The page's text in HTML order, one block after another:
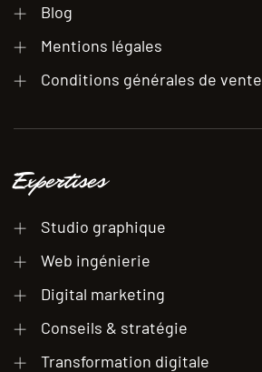
Blog
Mentions légales
Conditions générales de vente
Expertises
Studio graphique
Web ingénierie
Digital marketing
Conseils & stratégie
Transformation digitale